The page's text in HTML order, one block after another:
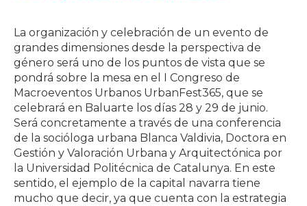
La organización y celebración de un evento de
grandes dimensiones desde la perspectiva de
género será uno de los puntos de vista que se
pondrá sobre la mesa en el I Congreso de
Macroeventos Urbanos UrbanFest365, que se
celebrará en Baluarte los días 28 y 29 de junio.
Será concretamente a través de una conferencia
de la socióloga urbana Blanca Valdivia, Doctora en
Gestión y Valoración Urbana y Arquitectónica por
la Universidad Politécnica de Catalunya. En este
sentido, el ejemplo de la capital navarra tiene
mucho que decir, ya que cuenta con la estrategia